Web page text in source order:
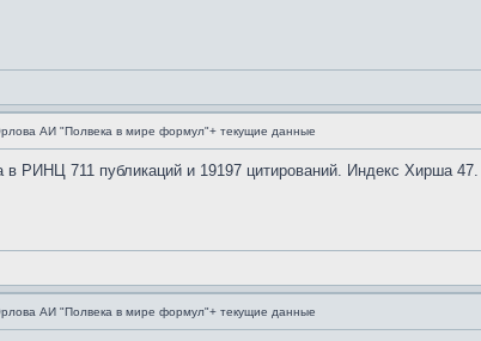
АИ "Полвека в мире формул"+ текущие данные
РИНЦ 711 публикаций и 19197 цитирований. Индекс Хирша 47.
АИ "Полвека в мире формул"+ текущие данные